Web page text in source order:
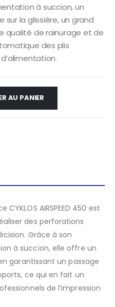
à succion, un
la glissière, un grand
qualité de rainurage et de
des plis
AU PANIER
AIRSPEED 450 est
des perforations
Grâce à son
à succion, elle offre un
garantissant un passage
ce qui en fait un
de l’impression